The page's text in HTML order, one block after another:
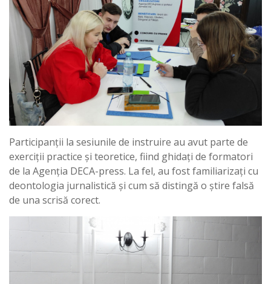
Participanții la sesiunile de instruire au avut parte de
exerciții practice și teoretice, fiind ghidați de formatori
de la Agenția DECA-press. La fel, au fost familiarizați cu
deontologia jurnalistică și cum să distingă o știre falsă
de una scrisă corect.